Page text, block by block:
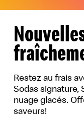
Restez au frais
Sodas signature,
nuage glacés.
saveurs!